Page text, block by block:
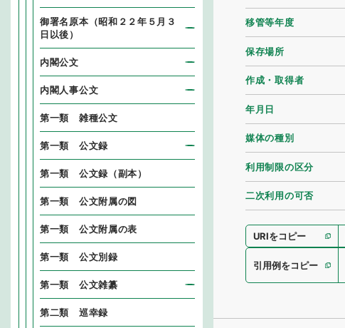
移管等年度
保存場所
作成・取得者
年月日
媒体の種別
利用制限の区分
二次利用の可否
URIをコピー
引用例をコピー
御署名原本（昭和２２年５月３
日以後）
内閣公文
内閣人事公文
第一類 雑種公文
第一類 公文録
第一類 公文録（副本）
第一類 公文附属の図
第一類 公文附属の表
第一類 公文別録
第一類 公文雑纂
第二類 巡幸録